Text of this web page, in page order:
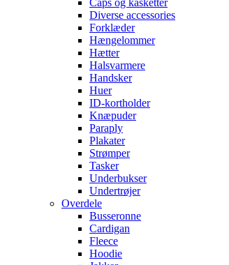
Caps og kasketter
Diverse accessories
Forklæder
Hængelommer
Hætter
Halsvarmere
Handsker
Huer
ID-kortholder
Knæpuder
Paraply
Plakater
Strømper
Tasker
Underbukser
Undertrøjer
Overdele
Busseronne
Cardigan
Fleece
Hoodie